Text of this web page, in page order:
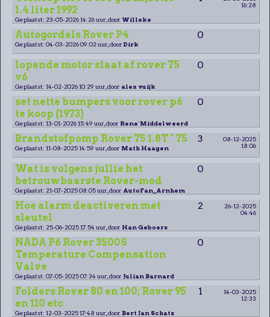
1.4 liter 1992
16:28
Geplaatst: 23-05-2026 14:26 uur, door Willeke
Autogordels Rover P4 0
Geplaatst: 04-03-2026 09:02 uur, door Dirk
lopende motor slaat af rover 75
v6
0
Geplaatst: 14-02-2026 10:29 uur, door alex vuijk
set nette bumpers voor rover p6
te koop (1973)
0
Geplaatst: 13-01-2026 15:49 uur, door Rene´Middelweerd
Brandstofpomp Rover 75 1.8T " 75 3
08-12-2025
18:06
Geplaatst: 11-08-2025 14:59 uur, door Math Haagen
Wat is volgens jullie het
betrouwbaarste Rover-mod
0
Geplaatst: 21-07-2025 08:05 uur, door AutoFan_Arnhem
Hoe alarm deactiveren met
sleutel
2
26-12-2025
04:46
Geplaatst: 25-06-2025 17:54 uur, door Han Geboers
NADA P6 Rover 3500S
Temperature Compensation
Valve
0
Geplaatst: 07-05-2025 07:34 uur, door Julian Barnard
Folders Rover 80 en 100; Rover 95
en 110 etc
1
14-03-2025
12:33
Geplaatst: 12-03-2025 17:48 uur, door Bert Jan Schatz